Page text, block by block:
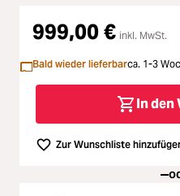
Ferngläser
Second Hand
SALE
999,00 € inkl. MwSt.
Bald wieder lieferbarca. 1-3
In den
Zur Wunschliste